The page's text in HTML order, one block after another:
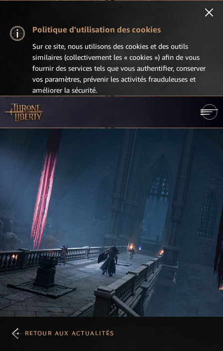
Politique d'utilisation des cookies
Sur ce site, nous utilisons des cookies et des outils
similaires (collectivement les « cookies ») afin de vous
fournir des services tels que vous authentifier, conserver
vos paramètres, prévenir les activités frauduleuses et
améliorer la sécurité.
RETOUR AUX ACTUALITÉS